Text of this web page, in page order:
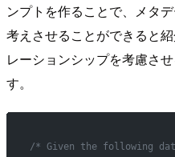
ンプトを作ることで、メタ
考えさせることができると
レーションシップを考慮さ
す。
/* Given the following